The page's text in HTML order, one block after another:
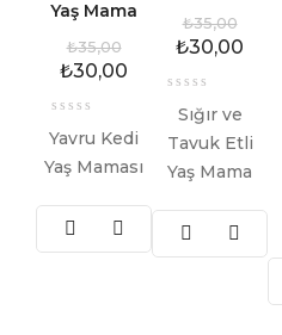
Yaş Mama
₺35,00
₺30,00
Yavru Kedi
Yaş Maması
₺35,00
₺30,00
Sığır ve
Tavuk Etli
Yaş Mama